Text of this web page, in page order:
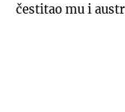
čestitao mu i